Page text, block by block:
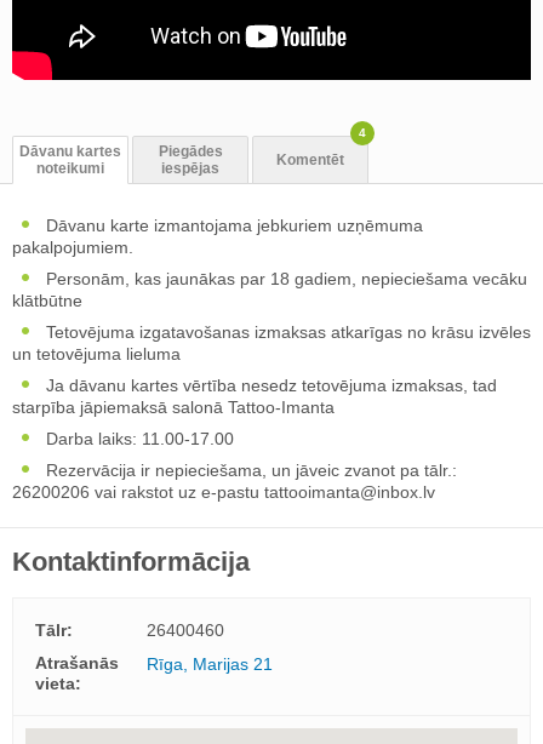
Dāvanu kartes
noteikumi
Piegādes
iespējas
Komentēt
4
Dāvanu karte izmantojama jebkuriem uzņēmuma
pakalpojumiem.
Personām, kas jaunākas par 18 gadiem, nepieciešama vecāku
klātbūtne
Tetovējuma izgatavošanas izmaksas atkarīgas no krāsu izvēles
un tetovējuma lieluma
Ja dāvanu kartes vērtība nesedz tetovējuma izmaksas, tad
starpība jāpiemaksā salonā Tattoo-Imanta
Darba laiks: 11.00-17.00
Rezervācija ir nepieciešama, un jāveic zvanot pa tālr.:
26200206 vai rakstot uz e-pastu tattooimanta@inbox.lv
Kontaktinformācija
Tālr:
26400460
Atrašanās
vieta:
Rīga, Marijas 21